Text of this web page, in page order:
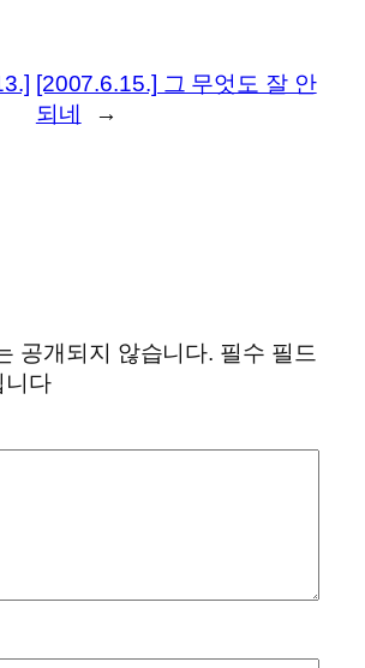
[2007.6.15.] 그 무엇도 잘 안
되네
→
공개되지 않습니다. 필수 필드
니다